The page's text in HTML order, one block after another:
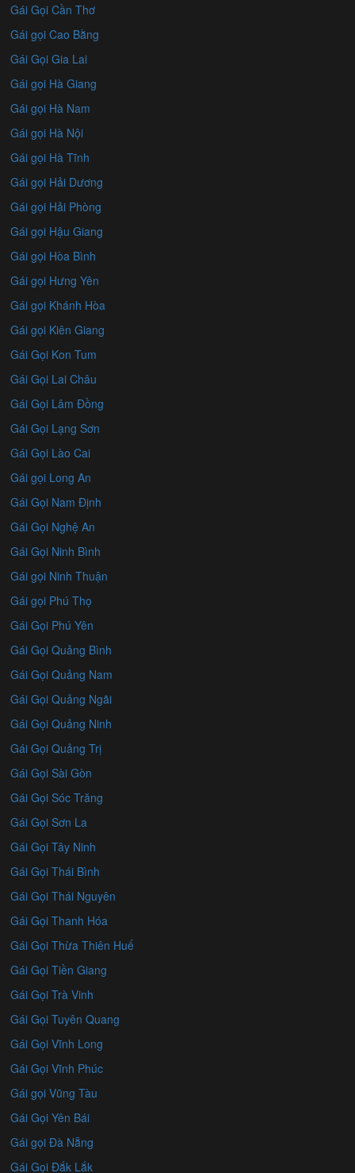
Gái Gọi Cần Thơ
Gái gọi Cao Bằng
Gái Gọi Gia Lai
Gái gọi Hà Giang
Gái gọi Hà Nam
Gái gọi Hà Nội
Gái gọi Hà Tĩnh
Gái gọi Hải Dương
Gái gọi Hải Phòng
Gái gọi Hậu Giang
Gái gọi Hòa Bình
Gái gọi Hưng Yên
Gái gọi Khánh Hòa
Gái gọi Kiên Giang
Gái Gọi Kon Tum
Gái Gọi Lai Châu
Gái Gọi Lâm Đồng
Gái Gọi Lạng Sơn
Gái Gọi Lào Cai
Gái gọi Long An
Gái Gọi Nam Định
Gái Gọi Nghệ An
Gái Gọi Ninh Bình
Gái gọi Ninh Thuận
Gái gọi Phú Thọ
Gái Gọi Phú Yên
Gái Gọi Quảng Bình
Gái Gọi Quảng Nam
Gái Gọi Quảng Ngãi
Gái Gọi Quảng Ninh
Gái Gọi Quảng Trị
Gái Gọi Sài Gòn
Gái Gọi Sóc Trăng
Gái Gọi Sơn La
Gái Gọi Tây Ninh
Gái Gọi Thái Bình
Gái Gọi Thái Nguyên
Gái Gọi Thanh Hóa
Gái Gọi Thừa Thiên Huế
Gái Gọi Tiền Giang
Gái Gọi Trà Vinh
Gái Gọi Tuyên Quang
Gái Gọi Vĩnh Long
Gái Gọi Vĩnh Phúc
Gái gọi Vũng Tàu
Gái Gọi Yên Bái
Gái gọi Đà Nẵng
Gái Gọi Đắk Lắk